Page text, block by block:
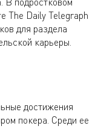
The Daily Telegraph
для раздела
карьеры.
достижения
покера. Среди ее